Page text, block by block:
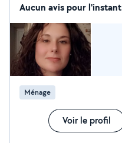
Aucun avis pour l'instant
Ménage
Voir le profil